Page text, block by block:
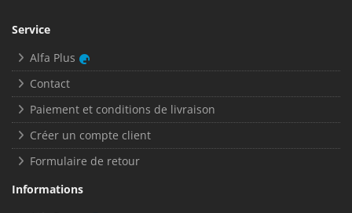
Service
Alfa Plus
Contact
Paiement et conditions de livraison
Créer un compte client
Formulaire de retour
Informations